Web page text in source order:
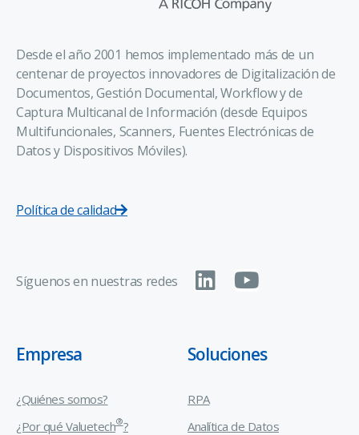
Desde el año 2001 hemos implementado más de un
centenar de proyectos innovadores de Digitalización de
Documentos, Gestión Documental, Workflow y de
Captura Multicanal de Información (desde Equipos
Multifuncionales, Scanners, Fuentes Electrónicas de
Datos y Dispositivos Móviles).
Política de calidad
Síguenos en nuestras redes
Empresa
¿Quiénes somos?
¿Por qué Valuetech®?
Soluciones
RPA
Analítica de Datos